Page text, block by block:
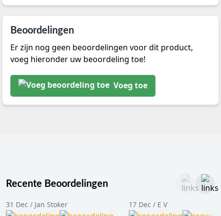
Beoordelingen
Er zijn nog geen beoordelingen voor dit product,
voeg hieronder uw beoordeling toe!
Voeg toe
Recente Beoordelingen
31 Dec / Jan Stoker 17 Dec / E V